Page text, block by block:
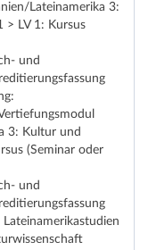
Lateinamerika 3:
> LV 1: Kursus
und
3: Kultur und
(Seminar oder
und